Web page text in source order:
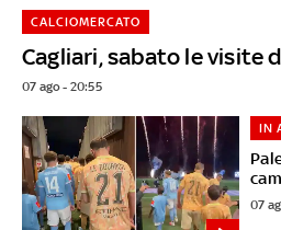
Cagliari, sabato le visite
CALCIOMERCATO
07 ago - 20:55
IN
07